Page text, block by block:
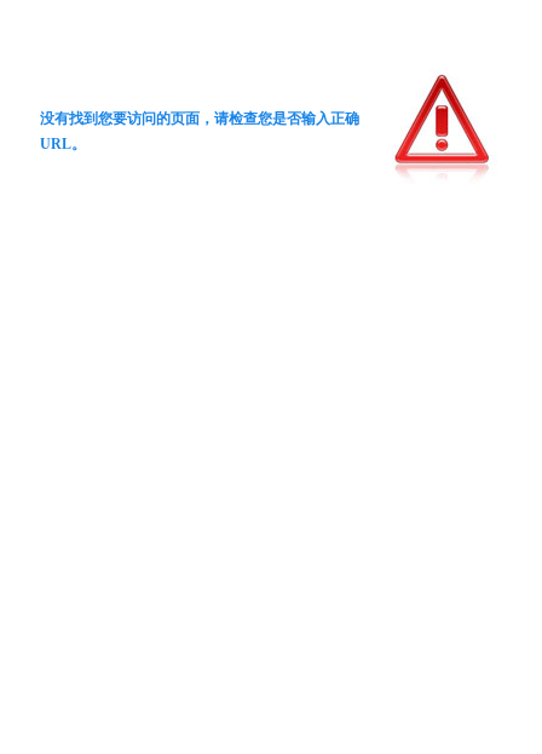
没有找到您要访问的页面，请检查您是否输入正确
URL。